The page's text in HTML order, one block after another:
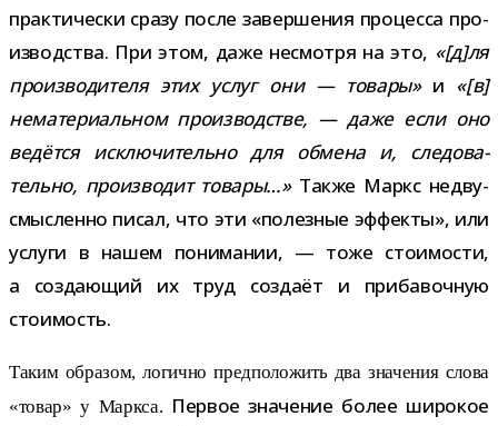
прак­ти­че­ски сразу после завер­ше­ния про­цесса про­
из­вод­ства. При этом, даже несмотря на это, «[д]ля
про­из­во­ди­теля этих услуг они — товары»и «[в]
нема­те­ри­аль­ном про­из­вод­стве, — даже если оно
ведётся исклю­чи­тельно для обмена и, сле­до­ва­
тельно, про­из­во­дит товары…»Также Маркс недву­
смыс­ленно писал, что эти «полез­ные эффекты», или
услуги в нашем пони­ма­нии, — тоже сто­и­мо­сти,
а созда­ю­щий их труд создаёт и при­ба­воч­ную
стоимость.
Таким обра­зом, логично пред­по­ло­жить два зна­че­ния слова
«товар» у Маркса. Первое зна­че­ние более широ­кое